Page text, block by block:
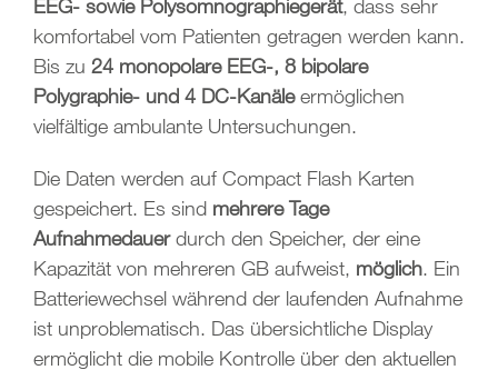
EEG- sowie Polysomnographiegerät, dass sehr
komfortabel vom Patienten getragen werden kann.
Bis zu 24 monopolare EEG-, 8 bipolare
Polygraphie- und 4 DC-Kanäleermöglichen
vielfältige ambulante Untersuchungen.
Die Daten werden auf Compact Flash Karten
gespeichert. Es sind mehrere Tage
Aufnahmedauerdurch den Speicher, der eine
Kapazität von mehreren GB aufweist, möglich. Ein
Batteriewechsel während der laufenden Aufnahme
ist unproblematisch. Das übersichtliche Display
ermöglicht die mobile Kontrolle über den aktuellen